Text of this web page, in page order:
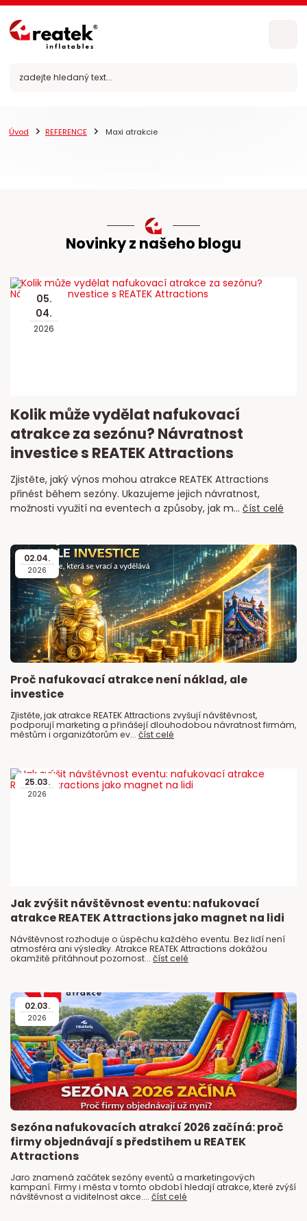
Úvod REFERENCE Maxi atrakcie
Novinky z našeho blogu
05.
04.
2026
Kolik může vydělat nafukovací
atrakce za sezónu? Návratnost
investice s REATEK Attractions
Zjistěte, jaký výnos mohou atrakce REATEK Attractions
přinést během sezóny. Ukazujeme jejich návratnost,
možnosti využití na eventech a způsoby, jak m... číst celé
02.04.
2026
Proč nafukovací atrakce není náklad, ale
investice
Zjistěte, jak atrakce REATEK Attractions zvyšují návštěvnost,
podporují marketing a přinášejí dlouhodobou návratnost firmám,
městům i organizátorům ev... číst celé
25.03.
2026
Jak zvýšit návštěvnost eventu: nafukovací
atrakce REATEK Attractions jako magnet na lidi
Návštěvnost rozhoduje o úspěchu každého eventu. Bez lidí není
atmosféra ani výsledky. Atrakce REATEK Attractions dokážou
okamžitě přitáhnout pozornost... číst celé
02.03.
2026
Sezóna nafukovacích atrakcí 2026 začíná: proč
firmy objednávají s předstihem u REATEK
Attractions
Jaro znamená začátek sezóny eventů a marketingových
kampaní. Firmy i města v tomto období hledají atrakce, které zvýší
návštěvnost a viditelnost akce.... číst celé